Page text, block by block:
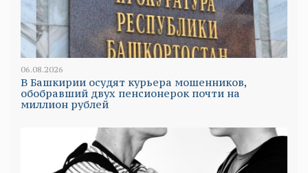
06.08.2026
В Башкирии осудят курьера мошенников,
обобравший двух пенсионерок почти на
миллион рублей